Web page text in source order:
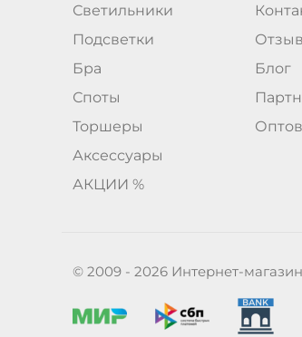
Светильники
Подсветки
Бра
Споты
Торшеры
Аксессуары
АКЦИИ %
Блог
© 2009 - 2026 Интернет-